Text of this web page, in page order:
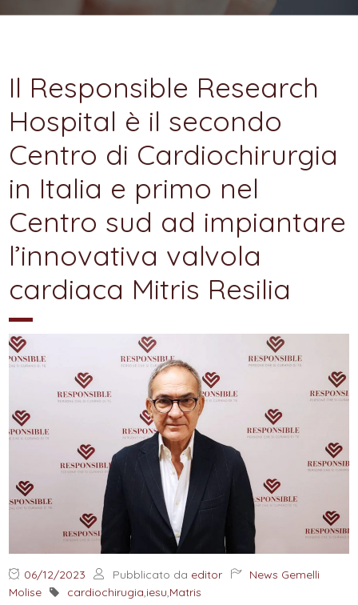
Il Responsible Research
Hospital è il secondo
Centro di Cardiochirurgia
in Italia e primo nel
Centro sud ad impiantare
l’innovativa valvola
cardiaca Mitris Resilia
06/12/2023 Pubblicato da editor
News Gemelli
Molise
cardiochirugia,iesu,Matris